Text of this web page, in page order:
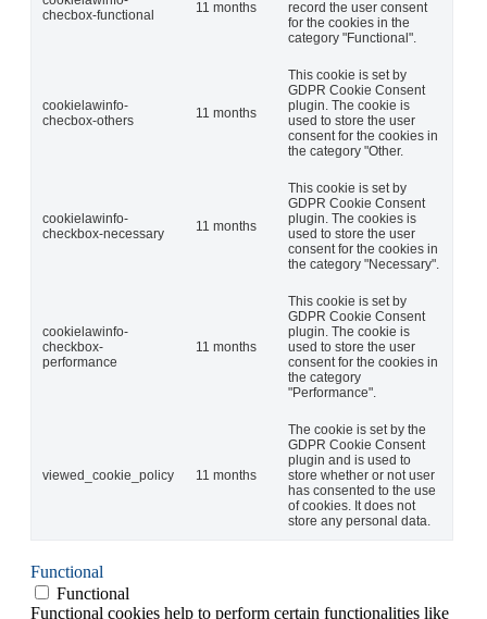
checbox-functional
11 months
record the user consent
for the cookies in the
category "Functional".
cookielawinfo-
checbox-others
11 months
This cookie is set by
GDPR Cookie Consent
plugin. The cookie is
used to store the user
consent for the cookies in
the category "Other.
cookielawinfo-
checkbox-necessary
11 months
This cookie is set by
GDPR Cookie Consent
plugin. The cookies is
used to store the user
consent for the cookies in
the category "Necessary".
cookielawinfo-
checkbox-
performance
11 months
This cookie is set by
GDPR Cookie Consent
plugin. The cookie is
used to store the user
consent for the cookies in
the category
"Performance".
viewed_cookie_policy 11 months
The cookie is set by the
GDPR Cookie Consent
plugin and is used to
store whether or not user
has consented to the use
of cookies. It does not
store any personal data.
Functional
Functional
Functional cookies help to perform certain functionalities like